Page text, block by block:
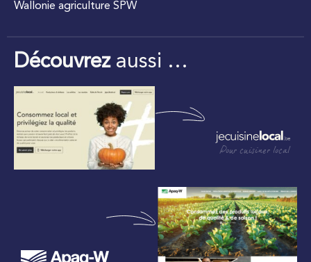
Wallonie agriculture SPW
Découvrezaussi …
Pour cuisiner local